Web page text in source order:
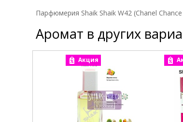
Парфюмерия Shaik Shaik W42 (Chanel
Аромат в других
Акция